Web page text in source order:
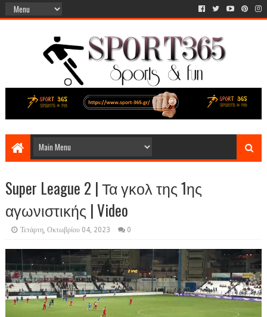
Super League 2 | Τα γκολ της 1ης
αγωνιστικής | Video
Τετάρτη, Οκτωβρίου 04, 2023 0